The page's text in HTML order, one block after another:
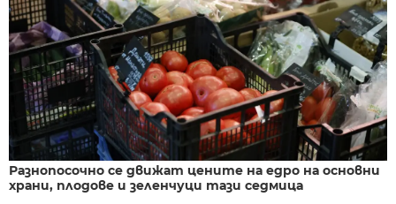
Разнопосочно се движат цените на едро на основни
храни, плодове и зеленчуци тази седмица